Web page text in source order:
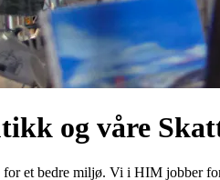
og våre
et bedre miljø. Vi i HIM jobber